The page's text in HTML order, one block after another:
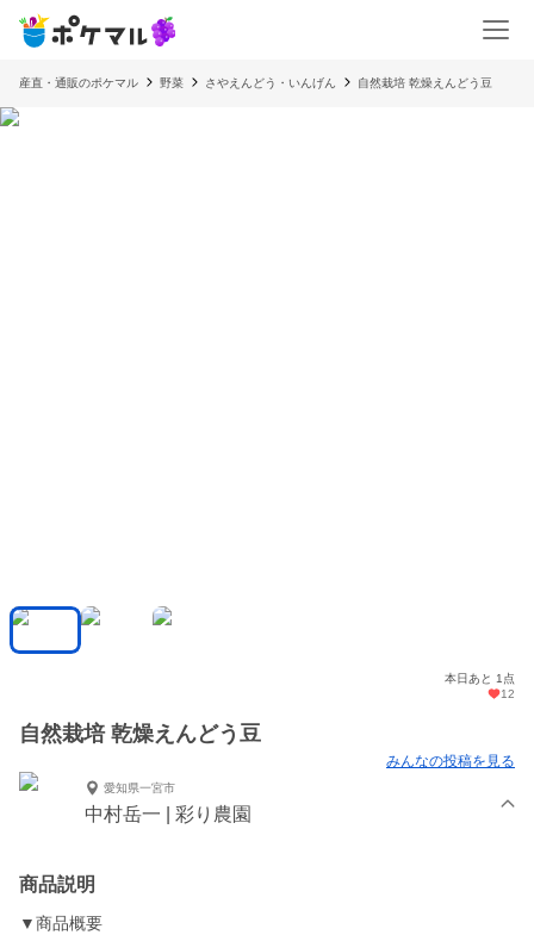
産直・通販のポケマル 野菜 さやえんどう・いんげん 自然栽培 乾燥えんどう豆
本日あと 1点
12
自然栽培 乾燥えんどう豆
みんなの投稿を見る
愛知県一宮市
中村岳一 | 彩り農園
商品説明
▼商品概要